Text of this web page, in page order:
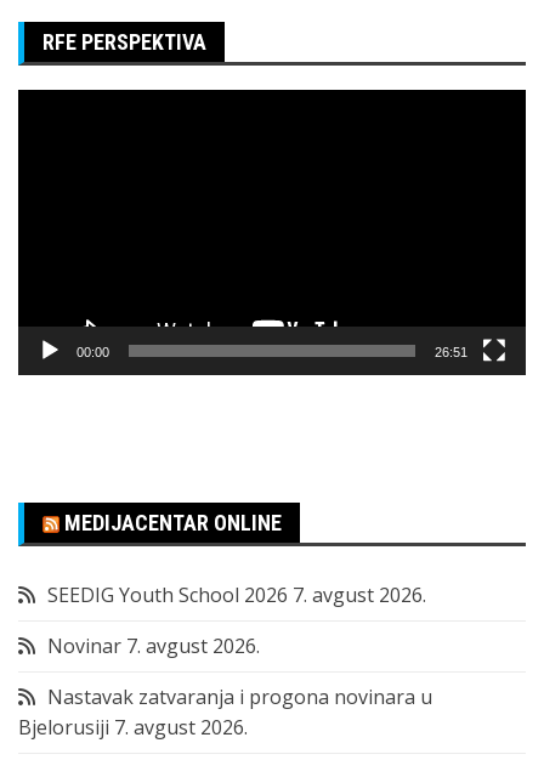
RFE PERSPEKTIVA
00:00 26:51
MEDIJACENTAR ONLINE
SEEDIG Youth School 2026 7. avgust 2026.
Novinar 7. avgust 2026.
Nastavak zatvaranja i progona novinara u
Bjelorusiji 7. avgust 2026.